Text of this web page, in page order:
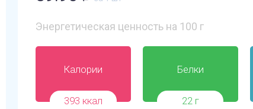
Энергетическая ценность на 100 г
Калории
393 ккал
Белки
22 г